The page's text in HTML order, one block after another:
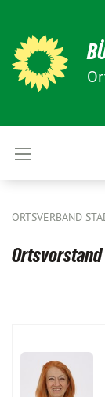
ORTSVERBAND
Ortsvorstand